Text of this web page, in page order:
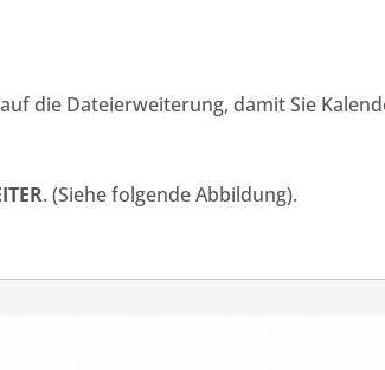
die Dateierweiterung, damit Sie
. (Siehe folgende Abbildung).